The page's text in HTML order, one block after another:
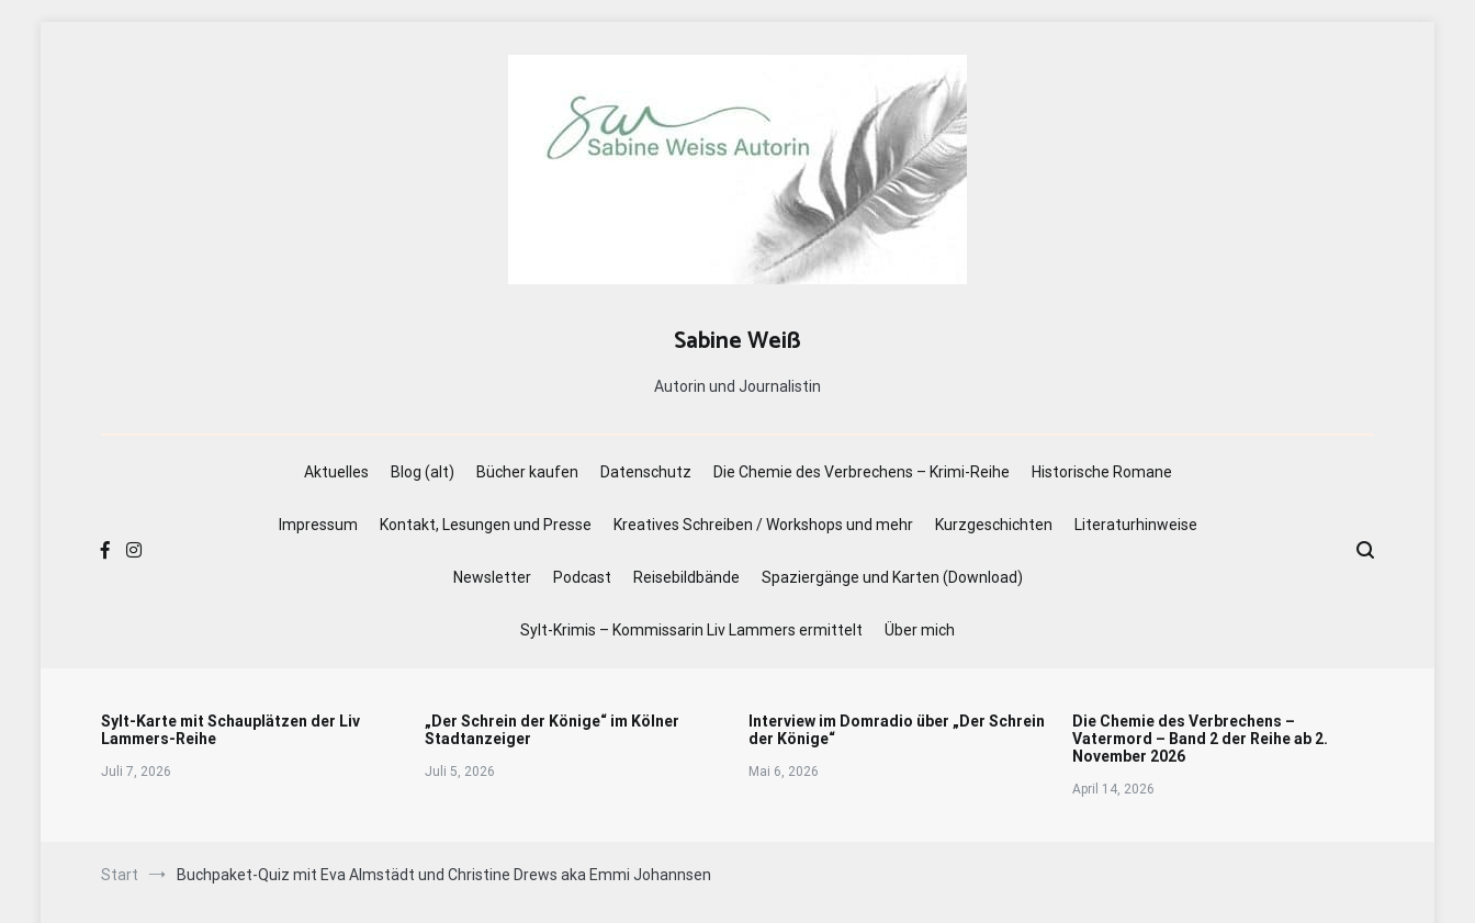
Sabine Weiß
Autorin und Journalistin
Aktuelles Blog (alt) Bücher kaufen Datenschutz Die Chemie des Verbrechens – Krimi-Reihe Historische Romane
Impressum Kontakt, Lesungen und Presse Kreatives Schreiben / Workshops und mehr Kurzgeschichten Literaturhinweise
Newsletter Podcast Reisebildbände Spaziergänge und Karten (Download)
Sylt-Krimis – Kommissarin Liv Lammers ermittelt Über mich
Sylt-Karte mit Schauplätzen der Liv
Lammers-Reihe
Juli 7, 2026
„Der Schrein der Könige“ im Kölner
Stadtanzeiger
Juli 5, 2026
Interview im Domradio über „Der Schrein
der Könige“
Mai 6, 2026
Die Chemie des Verbrechens –
Vatermord – Band 2 der Reihe ab 2.
November 2026
April 14, 2026
Start Buchpaket-Quiz mit Eva Almstädt und Christine Drews aka Emmi Johannsen